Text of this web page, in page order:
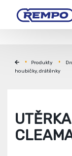
Produkty
houbičky, drátěnky